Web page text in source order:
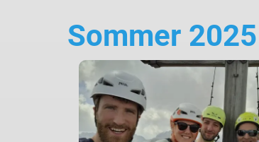
Sommer 2025